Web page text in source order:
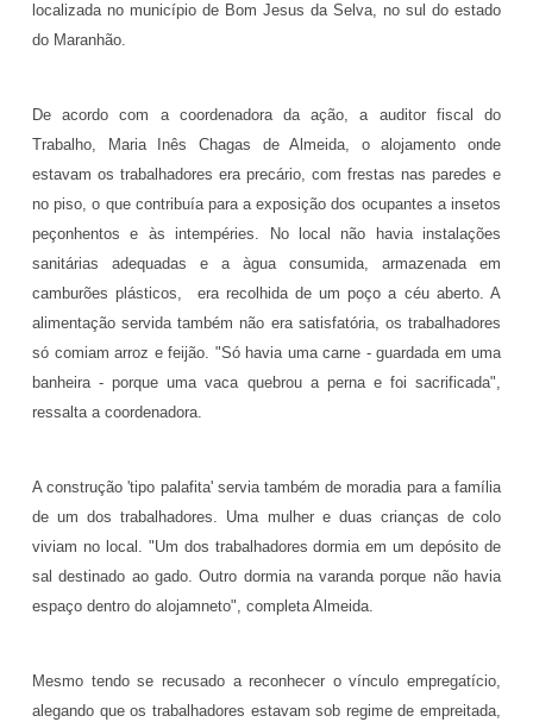
localizada no município de Bom Jesus da Selva, no sul do estado
do Maranhão.
De acordo com a coordenadora da ação, a auditor fiscal do
Trabalho, Maria Inês Chagas de Almeida, o alojamento onde
estavam os trabalhadores era precário, com frestas nas paredes e
no piso, o que contribuía para a exposição dos ocupantes a insetos
peçonhentos e às intempéries. No local não havia instalações
sanitárias adequadas e a àgua consumida, armazenada em
camburões plásticos, era recolhida de um poço a céu aberto. A
alimentação servida também não era satisfatória, os trabalhadores
só comiam arroz e feijão. "Só havia uma carne - guardada em uma
banheira - porque uma vaca quebrou a perna e foi sacrificada",
ressalta a coordenadora.
A construção 'tipo palafita' servia também de moradia para a família
de um dos trabalhadores. Uma mulher e duas crianças de colo
viviam no local. "Um dos trabalhadores dormia em um depósito de
sal destinado ao gado. Outro dormia na varanda porque não havia
espaço dentro do alojamneto", completa Almeida.
Mesmo tendo se recusado a reconhecer o vínculo empregatício,
alegando que os trabalhadores estavam sob regime de empreitada,